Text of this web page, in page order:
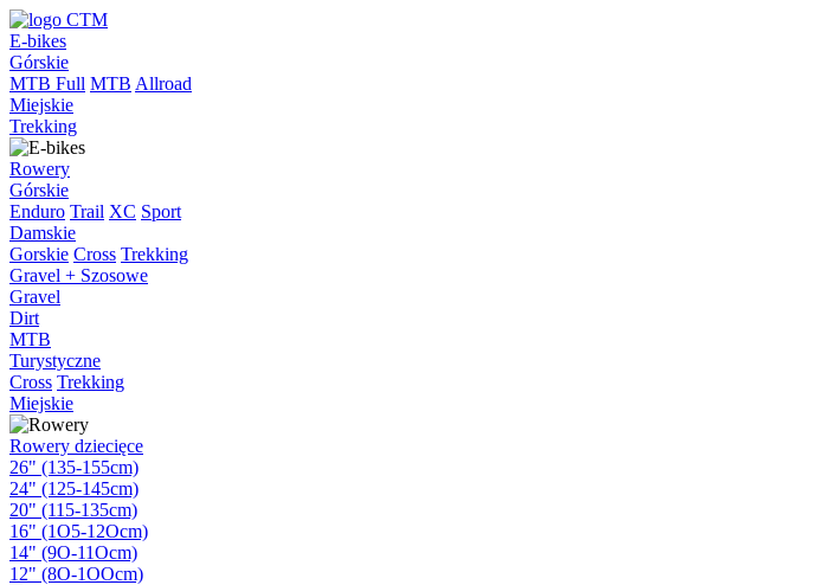
E-bikes
Górskie
MTB Full MTB Allroad
Miejskie
Trekking
Rowery
Górskie
Enduro Trail XC Sport
Damskie
Gorskie Cross Trekking
Gravel + Szosowe
Gravel
Dirt
MTB
Turystyczne
Cross Trekking
Miejskie
Rowery dziecięce
26" (135-155cm)
24" (125-145cm)
20" (115-135cm)
16" (1O5-12Ocm)
14" (9O-11Ocm)
12" (8O-1OOcm)